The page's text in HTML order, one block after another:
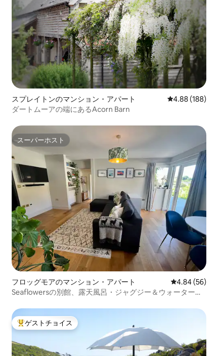
スプレイトンのマンション・アパート レビュー188
4.88 (188)
ダートムーアの端にあるAcorn Barn
スーパーホスト
スーパーホスト
フロッグモアのマンション・アパート レビュー56
4.84 (56)
Seaflowersの別館、露天風呂・ジャグジー＆ウォータービ
大好評のゲストチョイスです。
ゲストチョイス